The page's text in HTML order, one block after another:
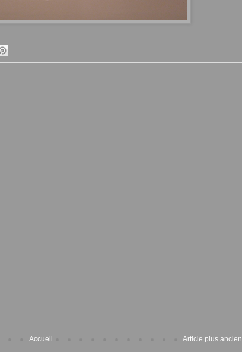
Article plus ancien
Accueil